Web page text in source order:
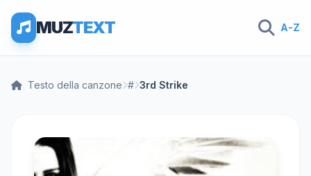
MUZTEXT A-Z
Testo della canzone # 3rd Strike